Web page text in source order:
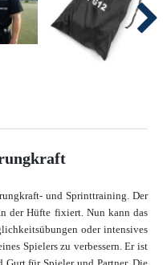
und Sprinttraining. Der
der Hüfte fixiert. Nun kann das
oder intensives
Spielers zu verbessern. Er ist